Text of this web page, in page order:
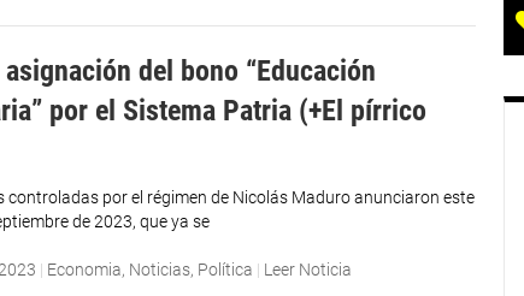
del bono “Educación
por el Sistema Patria (+El pírrico
controladas por el régimen de Nicolás Maduro anunciaron este
de 2023, que ya se
| Economia, Noticias, Política | Leer Noticia